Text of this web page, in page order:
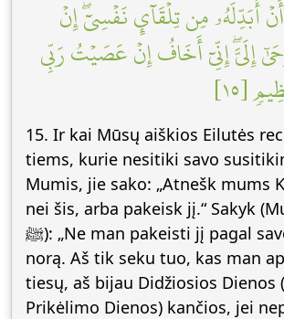
أُبَدِّلَهُۥ مِن تِلۡقَآيِٕ نَفۡسِيٓۖ إِنۡ
إِلَيَّۖ إِنِّيٓ أَخَافُ إِنۡ عَصَيۡتُ رَبِّي
[١٥]
15. Ir kai Mūsų aiškios Eilutės
tiems, kurie nesitiki savo
Mumis, jie sako: „Atnešk mums
nei šis, arba pakeisk jį.“ Sakyk
ﷺ): „Ne man pakeisti jį pagal savo paties
norą. Aš tik seku tuo, kas man
tiesų, aš bijau Didžiosios Dienos
Prikėlimo Dienos) kančios, jei